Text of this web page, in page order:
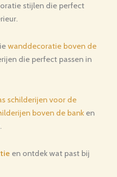
stijlen die perfect
wanddecoratie boven de
die perfect passen in
schilderijen voor de
boven de banken
.
en ontdek wat past bij